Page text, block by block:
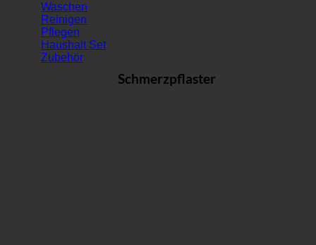
Waschen
Reinigen
Pflegen
Haushalt Set
Zubehör
Schmerzpflaster